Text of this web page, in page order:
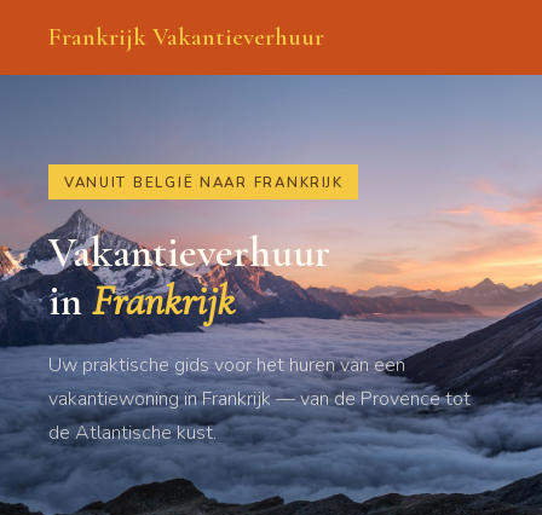
Frankrijk Vakantieverhuur
VANUIT BELGIË NAAR FRANKRIJK
Vakantieverhuur
inFrankrijk
Uw praktische gids voor het huren van een
vakantiewoning in Frankrijk — van de Provence tot
de Atlantische kust.